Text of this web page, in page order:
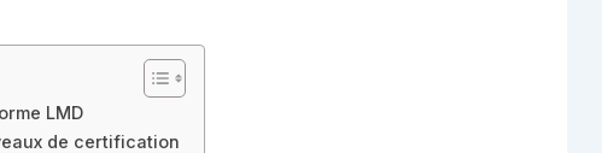
LMD
de certification